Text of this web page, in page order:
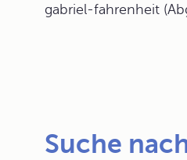
gabriel-fahrenheit
Suche